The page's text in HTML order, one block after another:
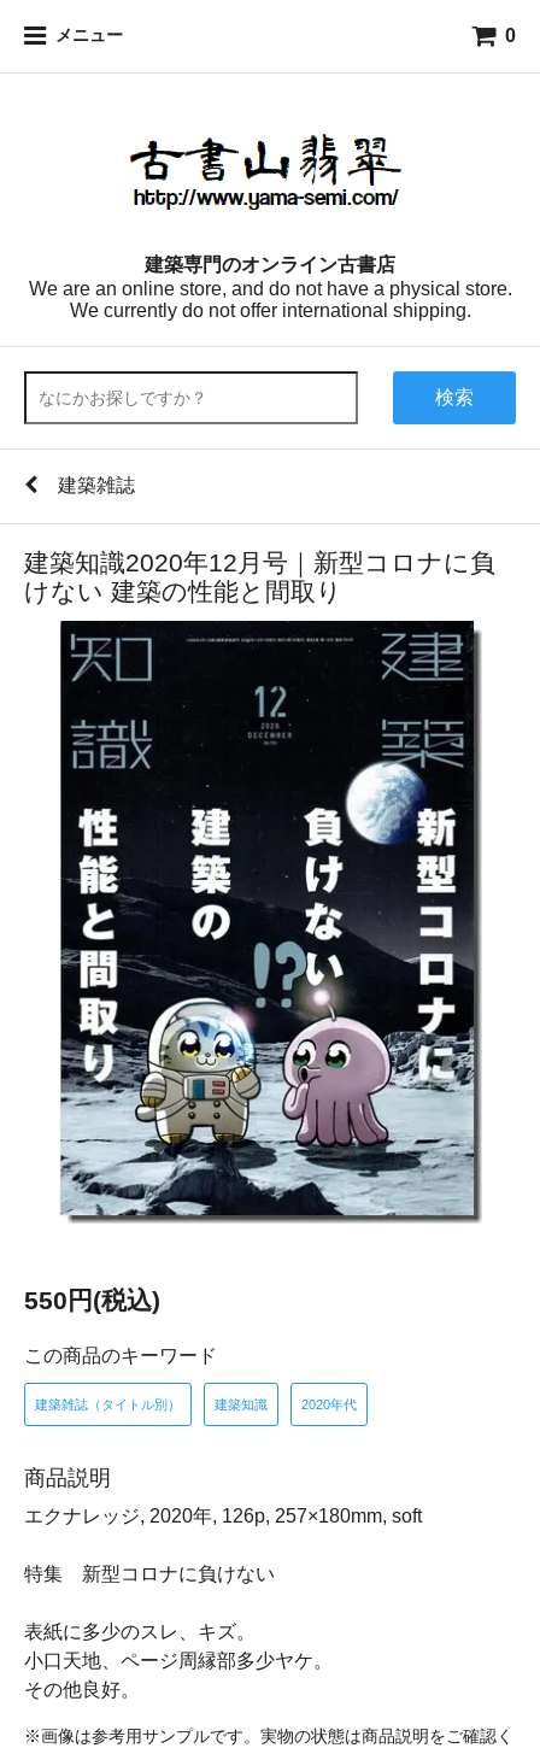
メニュー 0
建築専門のオンライン古書店
We are an online store, and do not have a physical store.
We currently do not offer international shipping.
検索
建築雑誌
建築知識2020年12月号｜新型コロナに負
けない 建築の性能と間取り
550円(税込)
この商品のキーワード
建築雑誌（タイトル別） 建築知識 2020年代
商品説明
エクナレッジ, 2020年, 126p, 257×180mm, soft
特集 新型コロナに負けない
表紙に多少のスレ、キズ。
小口天地、ページ周縁部多少ヤケ。
その他良好。
※画像は参考用サンプルです。実物の状態は商品説明をご確認く